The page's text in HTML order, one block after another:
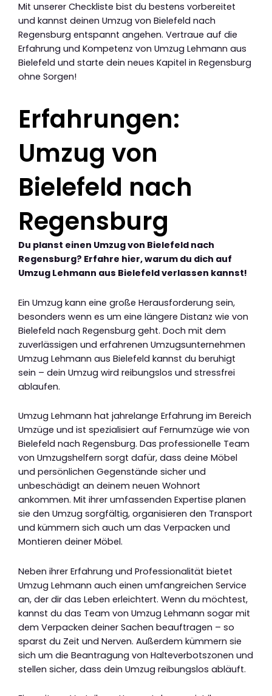
Mit unserer Checkliste bist du bestens vorbereitet
und kannst deinen Umzug von Bielefeld nach
Regensburg entspannt angehen. Vertraue auf die
Erfahrung und Kompetenz von Umzug Lehmann aus
Bielefeld und starte dein neues Kapitel in Regensburg
ohne Sorgen!
Erfahrungen:
Umzug von
Bielefeld nach
Regensburg
Du planst einen Umzug von Bielefeld nach
Regensburg? Erfahre hier, warum du dich auf
Umzug Lehmann aus Bielefeld verlassen kannst!
Ein Umzug kann eine große Herausforderung sein,
besonders wenn es um eine längere Distanz wie von
Bielefeld nach Regensburg geht. Doch mit dem
zuverlässigen und erfahrenen Umzugsunternehmen
Umzug Lehmann aus Bielefeld kannst du beruhigt
sein – dein Umzug wird reibungslos und stressfrei
ablaufen.
Umzug Lehmann hat jahrelange Erfahrung im Bereich
Umzüge und ist spezialisiert auf Fernumzüge wie von
Bielefeld nach Regensburg. Das professionelle Team
von Umzugshelfern sorgt dafür, dass deine Möbel
und persönlichen Gegenstände sicher und
unbeschädigt an deinem neuen Wohnort
ankommen. Mit ihrer umfassenden Expertise planen
sie den Umzug sorgfältig, organisieren den Transport
und kümmern sich auch um das Verpacken und
Montieren deiner Möbel.
Neben ihrer Erfahrung und Professionalität bietet
Umzug Lehmann auch einen umfangreichen Service
an, der dir das Leben erleichtert. Wenn du möchtest,
kannst du das Team von Umzug Lehmann sogar mit
dem Verpacken deiner Sachen beauftragen – so
sparst du Zeit und Nerven. Außerdem kümmern sie
sich um die Beantragung von Halteverbotszonen und
stellen sicher, dass dein Umzug reibungslos abläuft.